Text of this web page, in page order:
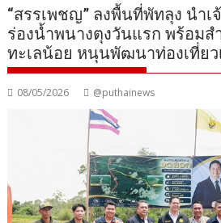
“สรรเพชญ” ลงพื้นที่พัทลุง นำ
ร่องน้ำพนางตุงวันแรก พร้อมส
ทะเลน้อย หนุนพัฒนาท่องเที่ยว
08/05/2026 @puthainews